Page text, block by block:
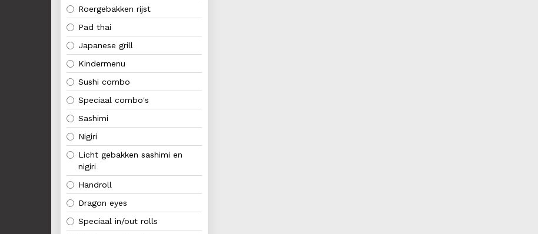
Roergebakken rijst
Pad thai
Japanese grill
Kindermenu
Sushi combo
Speciaal combo's
Sashimi
Nigiri
Licht gebakken sashimi en
nigiri
Handroll
Dragon eyes
Speciaal in/out rolls